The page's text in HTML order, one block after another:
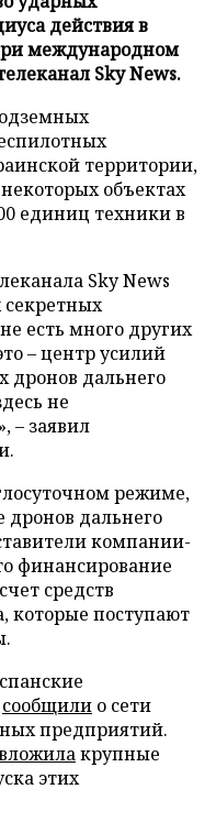
действия в
международном
Sky News.
территории,
объектах
единиц техники в
Sky News
есть много других
– центр усилий
дронов дальнего
не
– заявил
режиме,
дронов дальнего
компании-
финансирование
средств
которые поступают
сообщили о сети
предприятий.
крупные
этих